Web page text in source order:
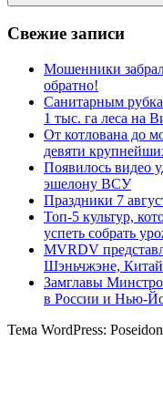
Свежие записи
Мошенники
обратно!
Санитарным
1 тыс. га леса на
От котлована до
девяти
Появилось видео
эшелону ВСУ
Праздники 7
Топ-5 культур,
успеть собрать
MVRDV
Шэньчжэне, Китай
Замглавы
в России и Нью-
Тема WordPress: